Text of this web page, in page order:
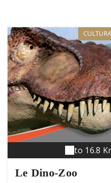
to 16.8
Le Dino-Zoo